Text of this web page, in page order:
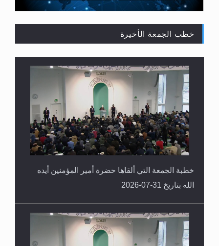
القرآن قاضٍ وحكمٌ على السنة ومهيمنٌ عليها.. ليس
العكس
خطب الجمعة الأخيرة
خطبة الجمعة التي ألقاها حضرة أمير المؤمنين أيده
الله بتاريخ 31-07-2026